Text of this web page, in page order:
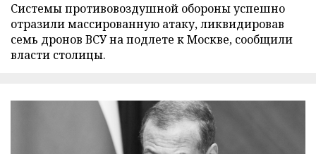
Cистемы противовоздушной обороны успешно
отразили массированную атаку, ликвидировав
семь дронов ВСУ на подлете к Москве, сообщили
власти столицы.